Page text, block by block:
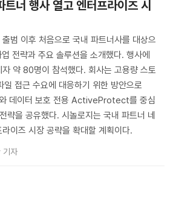
너 행사 열고 엔터프라이즈 시
범 이후 처음으로 국내 파트너사를 대상으
전략과 주요 솔루션을 소개했다. 행사에
약 80명이 참석했다. 회사는 고용량 스토
일 접근 수요에 대응하기 위한 방안으로
데이터 보호 전용 ActiveProtect를 중심
략을 공유했다. 시놀로지는 국내 파트너 네
이즈 시장 공략을 확대할 계획이다.
기자